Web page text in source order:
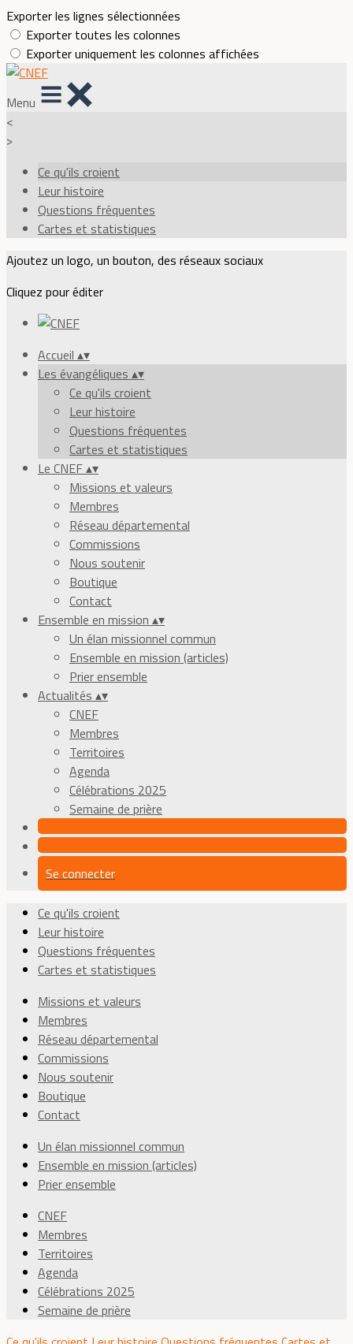
Exporter les lignes sélectionnées
Exporter toutes les colonnes
Exporter uniquement les colonnes affichées
Menu
<
>
Ce qu'ils croient
Leur histoire
Questions fréquentes
Cartes et statistiques
Ajoutez un logo, un bouton, des réseaux sociaux
Cliquez pour éditer
Accueil ▴▾
Les évangéliques ▴▾
Ce qu'ils croient
Leur histoire
Questions fréquentes
Cartes et statistiques
Le CNEF▴▾
Missions et valeurs
Membres
Réseau départemental
Commissions
Nous soutenir
Boutique
Contact
Ensemble en mission ▴▾
Un élan missionnel commun
Ensemble en mission (articles)
Prier ensemble
Actualités ▴▾
CNEF
Membres
Territoires
Agenda
Célébrations 2025
Semaine de prière
Se connecter
Ce qu'ils croient
Leur histoire
Questions fréquentes
Cartes et statistiques
Missions et valeurs
Membres
Réseau départemental
Commissions
Nous soutenir
Boutique
Contact
Un élan missionnel commun
Ensemble en mission (articles)
Prier ensemble
CNEF
Membres
Territoires
Agenda
Célébrations 2025
Semaine de prière